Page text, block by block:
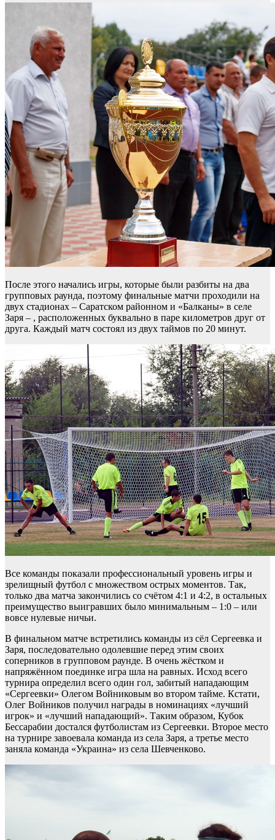
После этого начались игры, которые были разбиты на два
групповых раунда, поэтому финальные матчи проходили на
двух стадионах – Саратском районном и «Балканы» в селе
Заря – , расположенных буквально в паре километров друг от
друга. Каждый матч состоял из двух таймов по 20 минут.
Все команды показали профессиональный уровень игры и
зрелищный футбол с множеством острых моментов. Так,
только два матча закончились со счётом 4:1 и 4:2, в остальных
преимущество выигравших было минимальным – 1:0 – или
вовсе нулевые ничьи.
В финальном матче встретились команды из сёл Сергеевка и
Заря, последовательно одолевшие перед этим своих
соперников в групповом раунде. В очень жёстком и
напряжённом поединке игра шла на равных. Исход всего
турнира определил всего один гол, забитый нападающим
«Сергеевки» Олегом Войниковым во втором тайме. Кстати,
Олег Войников получил награды в номинациях «лучший
игрок» и «лучший нападающий». Таким образом, Кубок
Бессарабии достался футболистам из Сергеевки. Второе место
на турнире завоевала команда из села Заря, а третье место
заняла команда «Украина» из села Шевченково.